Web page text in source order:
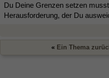
Du Deine Grenzen setzen
Herausforderung, der Du
« Ein Thema